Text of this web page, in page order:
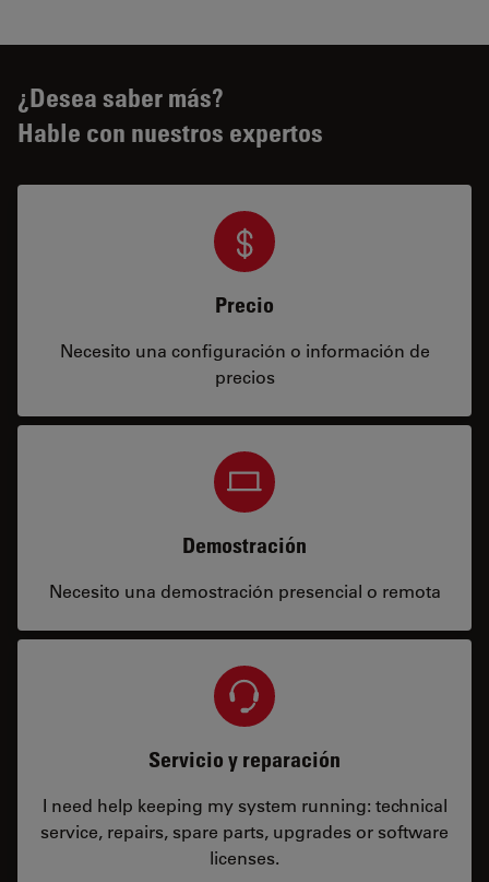
¿Desea saber más?
Hable con nuestros expertos
Precio
Necesito una configuración o información de
precios
Demostración
Necesito una demostración presencial o remota
Servicio y reparación
I need help keeping my system running: technical
service, repairs, spare parts, upgrades or software
licenses.